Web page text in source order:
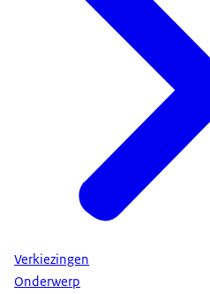
Verkiezingen
Onderwerp